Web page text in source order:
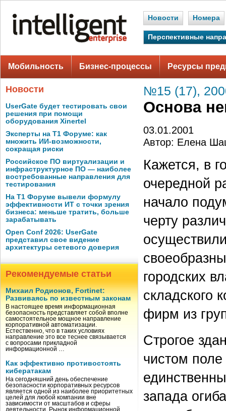
Новости Номера
Перспективные
Мобильность Бизнес-процессы Ресурсы
Новости
UserGate будет тестировать свои
решения при помощи
оборудования Xinertel
Эксперты на Т1 Форуме: как
множить ИИ-возможности,
сокращая риски
Российское ПО виртуализации и
инфраструктурное ПО — наиболее
востребованные направления для
тестирования
На Т1 Форуме вывели формулу
эффективности ИТ с точки зрения
бизнеса: меньше тратить, больше
зарабатывать
Open Conf 2026: UserGate
представил свое видение
архитектуры сетевого доверия
Рекомендуемые статьи
Михаил Родионов, Fortinet:
Развиваясь по известным законам
В настоящее время информационная
безопасность представляет собой вполне
самостоятельное мощное направление
корпоративной автоматизации.
Естественно, что в таких условиях
направление это все теснее связывается
с вопросами прикладной
информационной …
Как эффективно противостоять
кибератакам
На сегодняшний день обеспечение
безопасности корпоративных ресурсов
является одной из наиболее приоритетных
целей для любой компании вне
зависимости от масштабов и сферы
деятельности. Рынок информационной
№15 (17),
Основа
03.01.2001
Автор: Елена
Кажется, в
очередной
начало
черту
городских
складского
фирм из
Строгое
чистом
запада